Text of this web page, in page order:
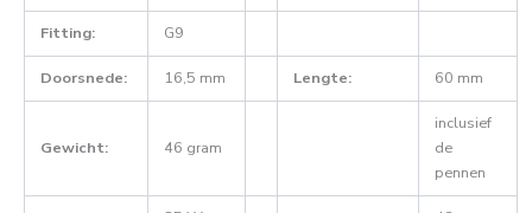
Fitting: G9
Doorsnede: 16,5 mm Lengte: 60 mm
Gewicht: 46 gram
inclusief
de
pennen